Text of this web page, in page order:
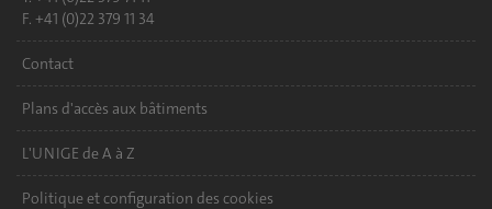
F. +41 (0)22 379 11 34
Contact
Plans d'accès aux bâtiments
L'UNIGE de A à Z
Politique et configuration des cookies